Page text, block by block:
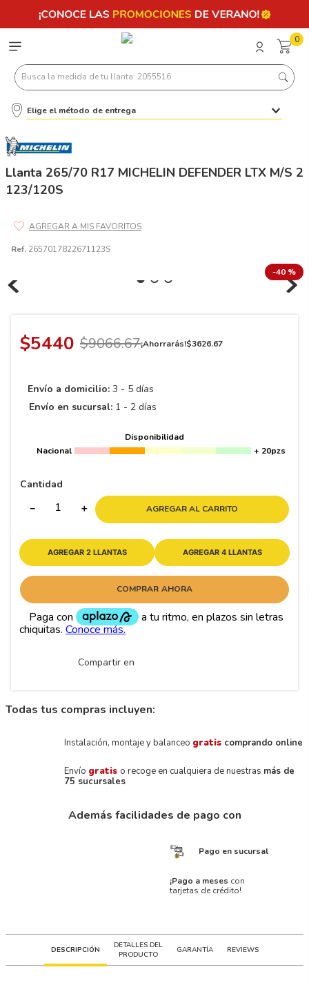
0
Busca la medida de tu llanta: 2055516
Elige el método de entrega
Llanta 265/70 R17 MICHELIN DEFENDER LTX M/S 2
123/120S
Ref. 2657017822671123S
-40 %
$5440 $9066.67¡Ahorrarás!$3626.67
Envío a domicilio: 3 - 5 días
Envío en sucursal: 1 - 2 días
Disponibilidad
Nacional
+ 20pzs
Cantidad
＋
－ AGREGAR AL CARRITO
AGREGAR 2 LLANTAS AGREGAR 4 LLANTAS
COMPRAR AHORA
Compartir en
Todas tus compras incluyen:
Instalación, montaje y balanceo gratis comprando online
Envío gratis o recoge en cualquiera de nuestras más de
75 sucursales
Además facilidades de pago con
Pago en sucursal
¡Pago a meses con
tarjetas de crédito!
DESCRIPCIÓN
DETALLES DEL
PRODUCTO
GARANTÍA REVIEWS
Términos más buscados
7 245